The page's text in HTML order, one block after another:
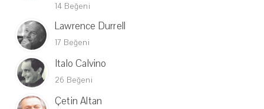
14 Beğeni
Lawrence Durrell
17 Beğeni
Italo Calvino
26 Beğeni
Çetin Altan